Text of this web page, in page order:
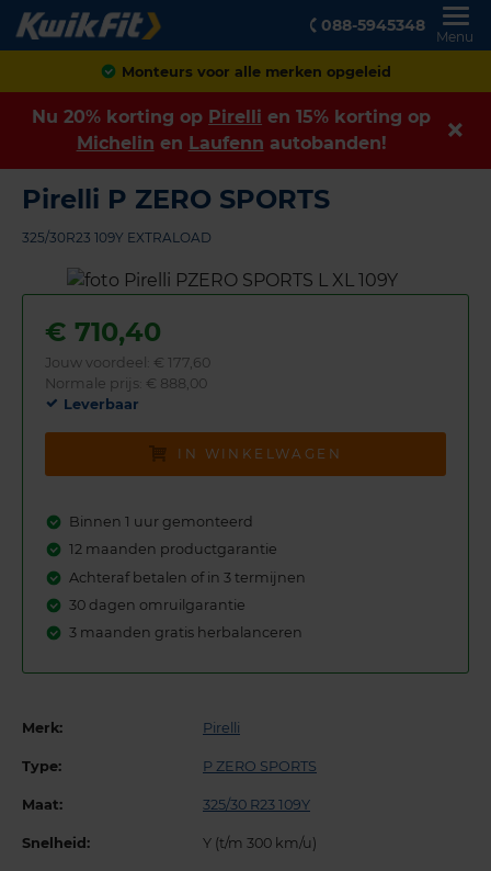
088-5945348
Menu
Monteurs voor alle merken opgeleid
Nu 20% korting op Pirelli en 15% korting op
Michelin en Laufenn autobanden!
Pirelli P ZERO SPORTS
325/30R23 109Y EXTRALOAD
€ 710,40
Jouw voordeel: € 177,60
Normale prijs: € 888,00
Leverbaar
IN WINKELWAGEN
Binnen 1 uur gemonteerd
12 maanden productgarantie
Achteraf betalen of in 3 termijnen
30 dagen omruilgarantie
3 maanden gratis herbalanceren
Merk: Pirelli
Type: P ZERO SPORTS
Maat: 325/30 R23 109Y
Snelheid: Y (t/m 300 km/u)